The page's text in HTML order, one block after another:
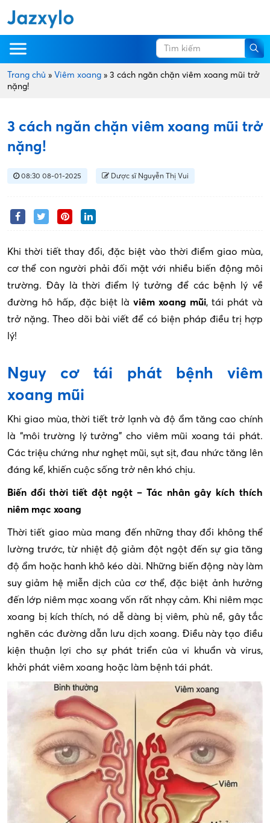
Trang chủ » Viêm xoang » 3 cách ngăn chặn viêm xoang mũi trở
nặng!
3 cách ngăn chặn viêm xoang mũi trở
nặng!
08:30 08-01-2025 Dược sĩ Nguyễn Thị Vui
Khi thời tiết thay đổi, đặc biệt vào thời điểm giao mùa,
cơ thể con người phải đối mặt với nhiều biến động môi
trường. Đây là thời điểm lý tưởng để các bệnh lý về
đường hô hấp, đặc biệt là viêm xoang mũi, tái phát và
trở nặng. Theo dõi bài viết để có biện pháp điều trị hợp
lý!
Nguy cơ tái phát bệnh viêm
xoang mũi
Khi giao mùa, thời tiết trở lạnh và độ ẩm tăng cao chính
là “môi trường lý tưởng” cho viêm mũi xoang tái phát.
Các triệu chứng như nghẹt mũi, sụt sịt, đau nhức tăng lên
đáng kể, khiến cuộc sống trở nên khó chịu.
Biến đổi thời tiết đột ngột – Tác nhân gây kích thích
niêm mạc xoang
Thời tiết giao mùa mang đến những thay đổi không thể
lường trước, từ nhiệt độ giảm đột ngột đến sự gia tăng
độ ẩm hoặc hanh khô kéo dài. Những biến động này làm
suy giảm hệ miễn dịch của cơ thể, đặc biệt ảnh hưởng
đến lớp niêm mạc xoang vốn rất nhạy cảm. Khi niêm mạc
xoang bị kích thích, nó dễ dàng bị viêm, phù nề, gây tắc
nghẽn các đường dẫn lưu dịch xoang. Điều này tạo điều
kiện thuận lợi cho sự phát triển của vi khuẩn và virus,
khởi phát viêm xoang hoặc làm bệnh tái phát.